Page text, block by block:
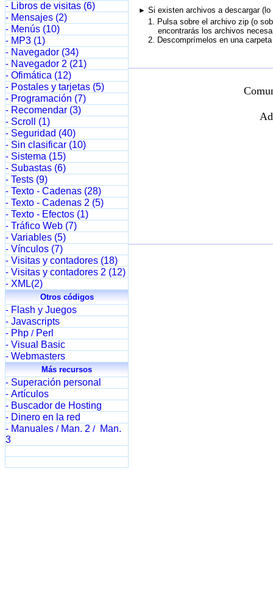
- Libros de visitas (6)
- Mensajes (2)
- Menús (10)
- MP3 (1)
- Navegador (34)
- Navegador 2 (21)
- Ofimática (12)
- Postales y tarjetas (5)
- Programación (7)
- Recomendar (3)
- Scroll (1)
- Seguridad (40)
- Sin clasificar (10)
- Sistema (15)
- Subastas (6)
- Tests (9)
- Texto - Cadenas (28)
- Texto - Cadenas 2 (5)
- Texto - Efectos (1)
- Tráfico Web (7)
- Variables (5)
- Vínculos (7)
- Visitas y contadores (18)
- Visitas y contadores 2 (12)
- XML(2)
Otros códigos
- Flash y Juegos
- Javascripts
- Php / Perl
- Visual Basic
- Webmasters
Más recursos
- Superación personal
- Artículos
- Buscador de Hosting
- Dinero en la red
- Manuales / Man. 2 /
Man.
3
► Si existen archivos a descargar
1. Pulsa sobre el archivo zip (o
encontrarás los archivos
2. Descomprímelos en una